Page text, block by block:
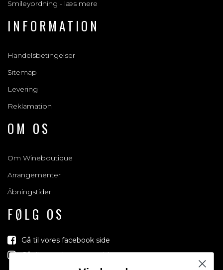
Smileyordning - læs mere
INFORMATION
Handelsbetingelser
Sitemap
Levering
Reklamation
OM OS
Om Wineboutique
Arrangementer
Åbningstider
FØLG OS
Gå til vores facebook side
Gå til vores Instagram side